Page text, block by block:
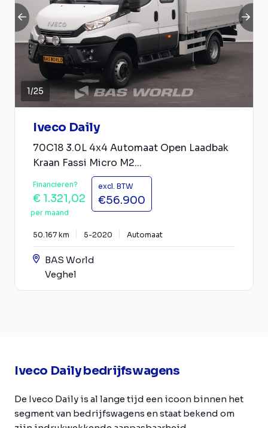
1/25
Iveco Daily
70C18 3.0L 4x4 Automaat Open Laadbak
Kraan Fassi Micro M2...
Financieren?
€ 1.321,02
per maand
excl. BTW
€56.900
50.167 km 5-2020 Automaat
BAS World
Veghel
Iveco Daily bedrijfswagens
De Iveco Daily is al lange tijd een icoon binnen het
segment van bedrijfswagens en staat bekend om